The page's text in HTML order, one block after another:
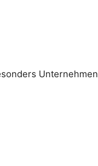
Unternehmen